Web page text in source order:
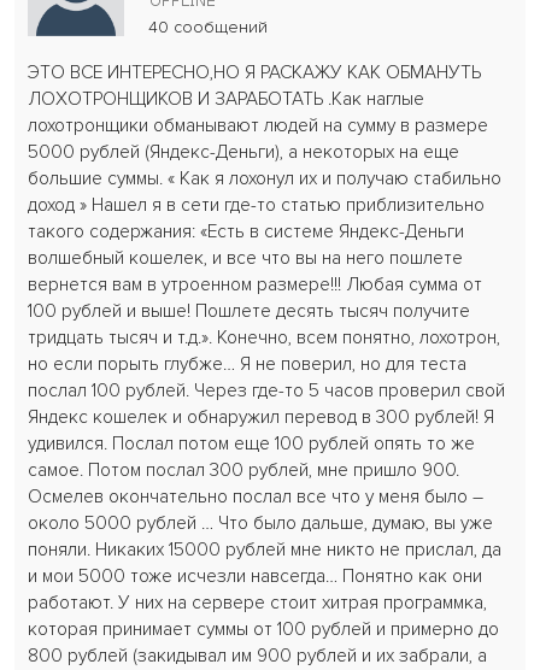
40 сообщений
ЭТО ВСЕ ИНТЕРЕСНО,НО Я РАСКАЖУ КАК ОБМАНУТЬ
ЛОХОТРОНЩИКОВ И ЗАРАБОТАТЬ .Как наглые
лохотронщики обманывают людей на сумму в размере
5000 рублей (Яндекс-Деньги), а некоторых на еще
большие суммы. « Как я лохонул их и получаю стабильно
доход » Нашел я в сети где-то статью приблизительно
такого содержания: «Есть в системе Яндекс-Деньги
волшебный кошелек, и все что вы на него пошлете
вернется вам в утроенном размере!!! Любая сумма от
100 рублей и выше! Пошлете десять тысяч получите
тридцать тысяч и т.д.». Конечно, всем понятно, лохотрон,
но если порыть глубже… Я не поверил, но для теста
послал 100 рублей. Через где-то 5 часов проверил свой
Яндекс кошелек и обнаружил перевод в 300 рублей! Я
удивился. Послал потом еще 100 рублей опять то же
самое. Потом послал 300 рублей, мне пришло 900.
Осмелев окончательно послал все что у меня было –
около 5000 рублей … Что было дальше, думаю, вы уже
поняли. Никаких 15000 рублей мне никто не прислал, да
и мои 5000 тоже исчезли навсегда… Понятно как они
работают. У них на сервере стоит хитрая программка,
которая принимает суммы от 100 рублей и примерно до
800 рублей (закидывал им 900 рублей и их забрали, а